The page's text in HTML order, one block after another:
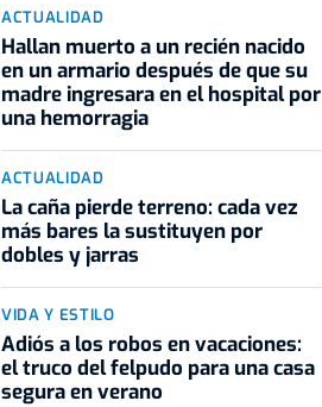
ACTUALIDAD
Hallan muerto a un recién nacido
en un armario después de que su
madre ingresara en el hospital por
una hemorragia
ACTUALIDAD
La caña pierde terreno: cada vez
más bares la sustituyen por
dobles y jarras
VIDA Y ESTILO
Adiós a los robos en vacaciones:
el truco del felpudo para una casa
segura en verano